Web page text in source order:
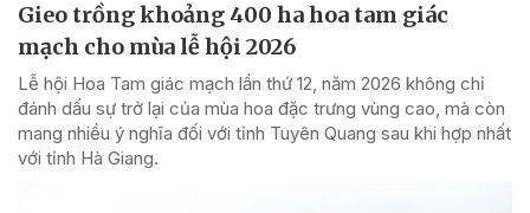
Gieo trồng khoảng 400 ha hoa tam giác
mạch cho mùa lễ hội 2026
Lễ hội Hoa Tam giác mạch lần thứ 12, năm 2026 không chỉ
đánh dấu sự trở lại của mùa hoa đặc trưng vùng cao, mà còn
mang nhiều ý nghĩa đối với tỉnh Tuyên Quang sau khi hợp nhất
với tỉnh Hà Giang.